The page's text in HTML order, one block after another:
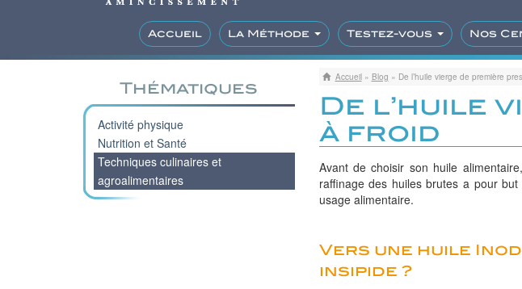
Accueil La Méthode Testez-vous Nos
Accueil» Blog » De l’huile vierge de première
De l’huile
à froid
Avant de choisir son huile
raffinage des huiles brutes a pour
usage alimentaire.
Vers une huile
insipide ?
Thématiques
Activité physique
Nutrition et Santé
Techniques culinaires et
agroalimentaires